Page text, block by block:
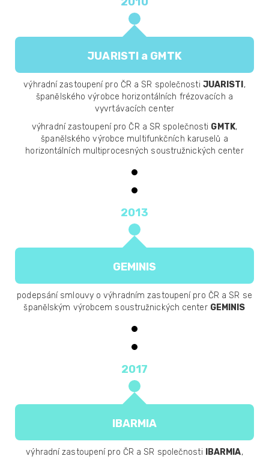
JUARISTI a GMTK
výhradní zastoupení pro ČR a SR společnosti JUARISTI ,
španělského výrobce horizontálních frézovacích a
vyvrtávacích center
výhradní zastoupení pro ČR a SR společnosti GMTK,
španělského výrobce multifunkčních karuselů a
horizontálních multiprocesných soustružnických center
2013
GEMINIS
podepsání smlouvy o výhradním zastoupení pro ČR a SR se
španělským výrobcem soustružnických center GEMINIS
2017
IBARMIA
výhradní zastoupení pro ČR a SR společnosti IBARMIA,